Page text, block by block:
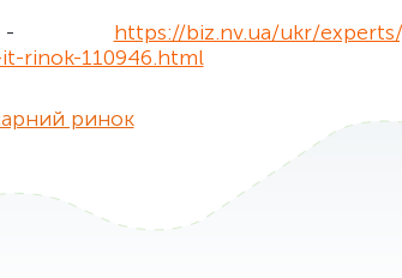
- https://biz.nv.ua/ukr/
rinok-110946.html
ринок